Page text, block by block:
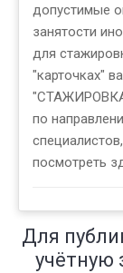
допустимые
занятости
для
"карточках"
по
посмотреть
Для
учётную